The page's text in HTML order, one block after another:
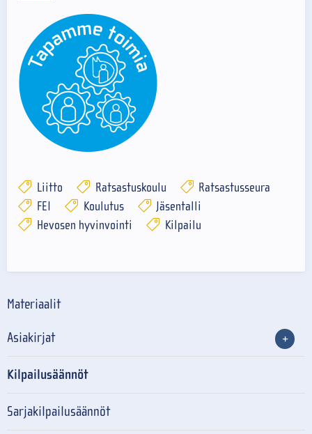
Liitto Ratsastuskoulu
Ratsastusseura
FEI
Koulutus
Jäsentalli
Hevosen hyvinvointi
Kilpailu
Materiaalit
Asiakirjat
Kilpailusäännöt
Sarjakilpailusäännöt